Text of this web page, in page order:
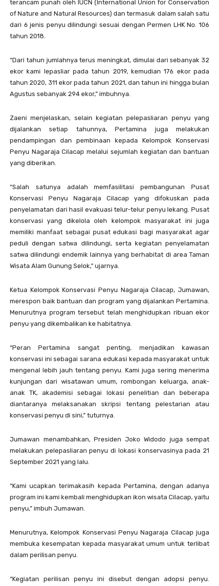
terancam punah oleh IUCN (International Union for Conservation
of Nature and Natural Resources) dan termasuk dalam salah satu
dari 6 jenis penyu dilindungi sesuai dengan Permen LHK No. 106
tahun 2018.
“Dari tahun jumlahnya terus meningkat, dimulai dari sebanyak 32
ekor kami lepasliar pada tahun 2019, kemudian 176 ekor pada
tahun 2020, 311 ekor pada tahun 2021, dan tahun ini hingga bulan
Agustus sebanyak 294 ekor,” imbuhnya.
Zaeni menjelaskan, selain kegiatan pelepasliaran penyu yang
dijalankan setiap tahunnya, Pertamina juga melakukan
pendampingan dan pembinaan kepada Kelompok Konservasi
Penyu Nagaraja Cilacap melalui sejumlah kegiatan dan bantuan
yang diberikan.
“Salah satunya adalah memfasilitasi pembangunan Pusat
Konservasi Penyu Nagaraja Cilacap yang difokuskan pada
penyelamatan dari hasil evakuasi telur-telur penyu lekang. Pusat
konservasi yang dikelola oleh kelompok masyarakat ini juga
memiliki manfaat sebagai pusat edukasi bagi masyarakat agar
peduli dengan satwa dilindungi, serta kegiatan penyelamatan
satwa dilindungi endemik lainnya yang berhabitat di area Taman
Wisata Alam Gunung Selok,” ujarnya.
Ketua Kelompok Konservasi Penyu Nagaraja Cilacap, Jumawan,
merespon baik bantuan dan program yang dijalankan Pertamina.
Menurutnya program tersebut telah menghidupkan ribuan ekor
penyu yang dikembalikan ke habitatnya.
“Peran Pertamina sangat penting, menjadikan kawasan
konservasi ini sebagai sarana edukasi kepada masyarakat untuk
mengenal lebih jauh tentang penyu. Kami juga sering menerima
kunjungan dari wisatawan umum, rombongan keluarga, anak-
anak TK, akademisi sebagai lokasi penelitian dan beberapa
diantaranya melaksanakan skripsi tentang pelestarian atau
konservasi penyu di sini,” tuturnya.
Jumawan menambahkan, Presiden Joko Widodo juga sempat
melakukan pelepasliaran penyu di lokasi konservasinya pada 21
September 2021 yang lalu.
“Kami ucapkan terimakasih kepada Pertamina, dengan adanya
program ini kami kembali menghidupkan ikon wisata Cilacap, yaitu
penyu,” imbuh Jumawan.
Menurutnya, Kelompok Konservasi Penyu Nagaraja Cilacap juga
membuka kesempatan kepada masyarakat umum untuk terlibat
dalam perilisan penyu.
“Kegiatan perilisan penyu ini disebut dengan adopsi penyu.